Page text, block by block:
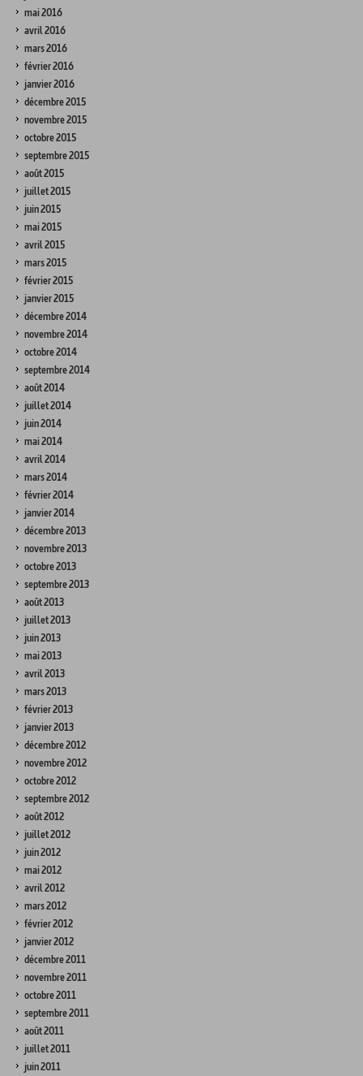
mai 2016
avril 2016
mars 2016
février 2016
janvier 2016
décembre 2015
novembre 2015
octobre 2015
septembre 2015
août 2015
juillet 2015
juin 2015
mai 2015
avril 2015
mars 2015
février 2015
janvier 2015
décembre 2014
novembre 2014
octobre 2014
septembre 2014
août 2014
juillet 2014
juin 2014
mai 2014
avril 2014
mars 2014
février 2014
janvier 2014
décembre 2013
novembre 2013
octobre 2013
septembre 2013
août 2013
juillet 2013
juin 2013
mai 2013
avril 2013
mars 2013
février 2013
janvier 2013
décembre 2012
novembre 2012
octobre 2012
septembre 2012
août 2012
juillet 2012
juin 2012
mai 2012
avril 2012
mars 2012
février 2012
janvier 2012
décembre 2011
novembre 2011
octobre 2011
septembre 2011
août 2011
juillet 2011
juin 2011